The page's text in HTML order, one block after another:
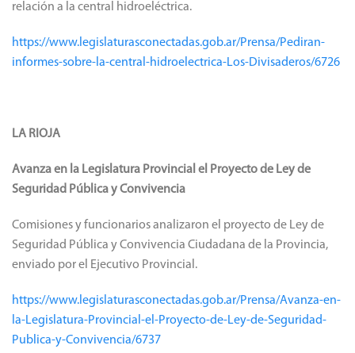
relación a la central hidroeléctrica.
https://www.legislaturasconectadas.gob.ar/Prensa/Pediran-
informes-sobre-la-central-hidroelectrica-Los-Divisaderos/6726
LA RIOJA
Avanza en la Legislatura Provincial el Proyecto de Ley de
Seguridad Pública y Convivencia
Comisiones y funcionarios analizaron el proyecto de Ley de
Seguridad Pública y Convivencia Ciudadana de la Provincia,
enviado por el Ejecutivo Provincial.
https://www.legislaturasconectadas.gob.ar/Prensa/Avanza-en-
la-Legislatura-Provincial-el-Proyecto-de-Ley-de-Seguridad-
Publica-y-Convivencia/6737